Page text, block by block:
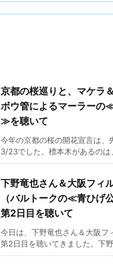
京都の桜巡りと、マケラ
ボウ管によるマーラーの
≫を聴いて
今年の京都の桜の開花宣言は、
3/23でした。標本木があるのは
下野竜也さん＆大阪フィ
（バルトークの≪青ひげ
第2日目を聴いて
今日は、下野竜也さん＆大阪フ
第2日目を聴いてきました。下